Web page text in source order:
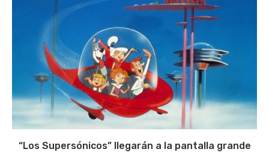
“Los Supersónicos” llegarán a la pantalla grande